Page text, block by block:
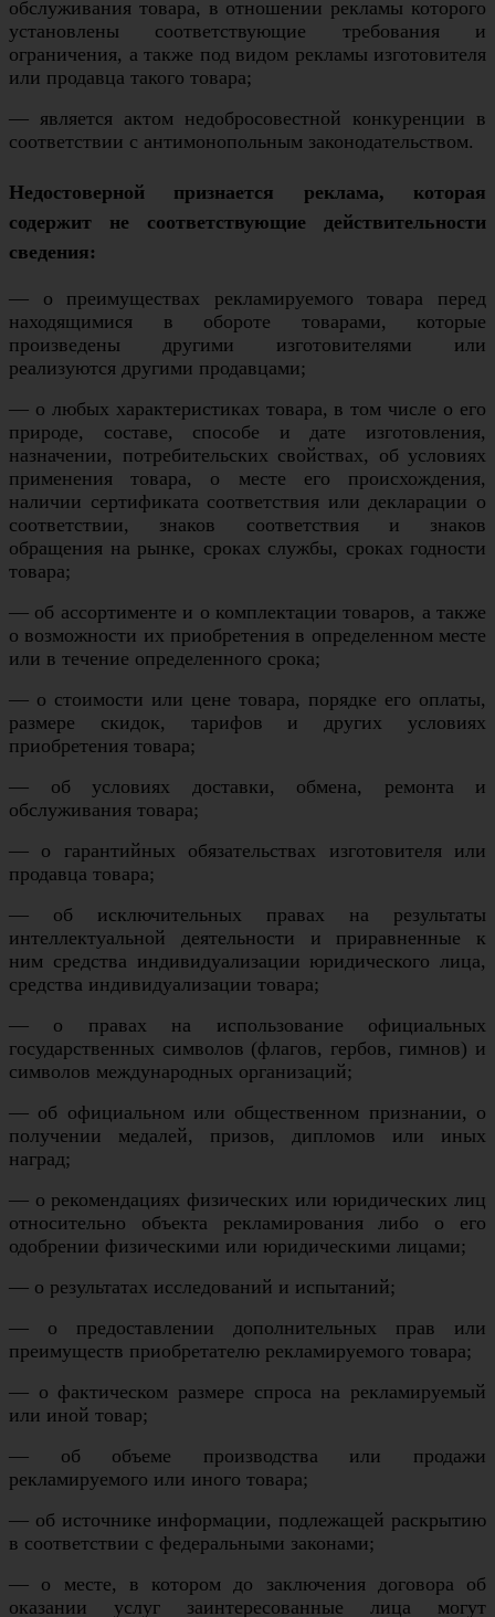
обслуживания товара, в отношении рекламы которого
установлены соответствующие требования и
ограничения, а также под видом рекламы изготовителя
или продавца такого товара;
— является актом недобросовестной конкуренции в
соответствии с антимонопольным законодательством.
Недостоверной признается реклама, которая
содержит не соответствующие действительности
сведения:
— о преимуществах рекламируемого товара перед
находящимися в обороте товарами, которые
произведены другими изготовителями или
реализуются другими продавцами;
— о любых характеристиках товара, в том числе о его
природе, составе, способе и дате изготовления,
назначении, потребительских свойствах, об условиях
применения товара, о месте его происхождения,
наличии сертификата соответствия или декларации о
соответствии, знаков соответствия и знаков
обращения на рынке, сроках службы, сроках годности
товара;
— об ассортименте и о комплектации товаров, а также
о возможности их приобретения в определенном месте
или в течение определенного срока;
— о стоимости или цене товара, порядке его оплаты,
размере скидок, тарифов и других условиях
приобретения товара;
— об условиях доставки, обмена, ремонта и
обслуживания товара;
— о гарантийных обязательствах изготовителя или
продавца товара;
— об исключительных правах на результаты
интеллектуальной деятельности и приравненные к
ним средства индивидуализации юридического лица,
средства индивидуализации товара;
— о правах на использование официальных
государственных символов (флагов, гербов, гимнов) и
символов международных организаций;
— об официальном или общественном признании, о
получении медалей, призов, дипломов или иных
наград;
— о рекомендациях физических или юридических лиц
относительно объекта рекламирования либо о его
одобрении физическими или юридическими лицами;
— о результатах исследований и испытаний;
— о предоставлении дополнительных прав или
преимуществ приобретателю рекламируемого товара;
— о фактическом размере спроса на рекламируемый
или иной товар;
— об объеме производства или продажи
рекламируемого или иного товара;
— об источнике информации, подлежащей раскрытию
в соответствии с федеральными законами;
— о месте, в котором до заключения договора об
оказании услуг заинтересованные лица могут